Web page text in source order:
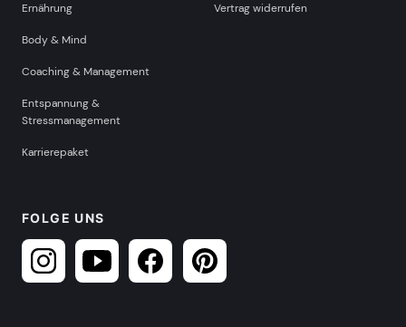
Ernährung
Body & Mind
Coaching & Management
Entspannung &
Stressmanagement
Karrierepaket
Vertrag widerrufen
FOLGE UNS